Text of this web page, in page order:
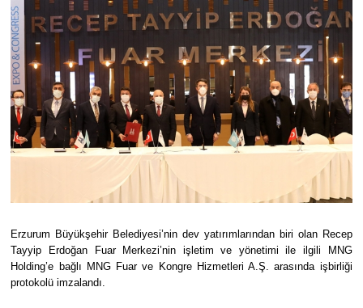
Erzurum Büyükşehir Belediyesi’nin dev yatırımlarından biri olan Recep
Tayyip Erdoğan Fuar Merkezi’nin işletim ve yönetimi ile ilgili MNG
Holding’e bağlı MNG Fuar ve Kongre Hizmetleri A.Ş. arasında işbirliği
protokolü imzalandı.